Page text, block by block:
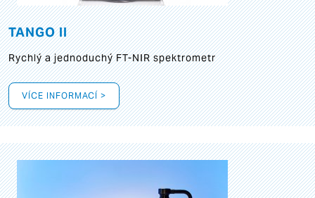
TANGO II
Rychlý a jednoduchý FT-NIR spektrometr
VÍCE INFORMACÍ >